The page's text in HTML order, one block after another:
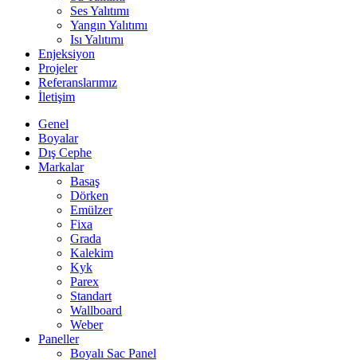
Ses Yalıtımı
Yangın Yalıtımı
Isı Yalıtımı
Enjeksiyon
Projeler
Referanslarımız
İletişim
Genel
Boyalar
Dış Cephe
Markalar
Basaş
Dörken
Emülzer
Fixa
Grada
Kalekim
Kyk
Parex
Standart
Wallboard
Weber
Paneller
Boyalı Sac Panel